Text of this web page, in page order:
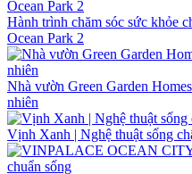
Hành trình chăm sóc sức khỏe
Ocean Park 2
Nhà vườn Green Garden
nhiên
Vịnh Xanh | Nghệ thuật sống